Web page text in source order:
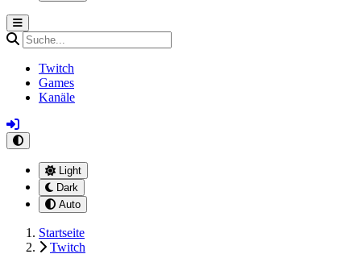
Twitch
Games
Kanäle
Light
Dark
Auto
Startseite
Twitch